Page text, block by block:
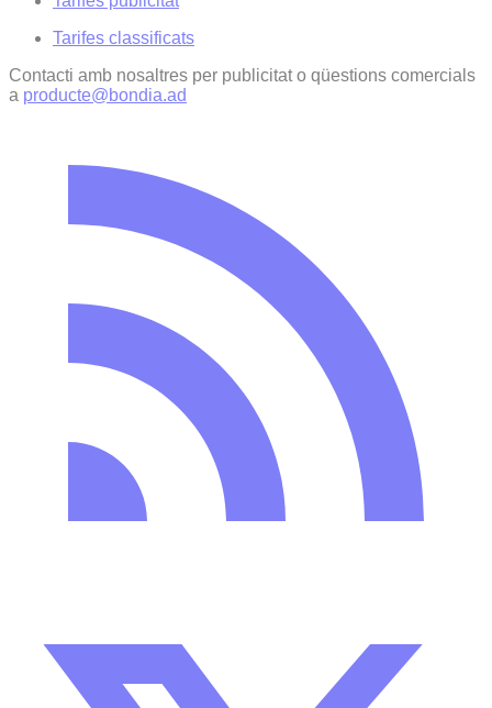
Tarifes classificats
Contacti amb nosaltres per publicitat o qüestions comercials
a producte@bondia.ad